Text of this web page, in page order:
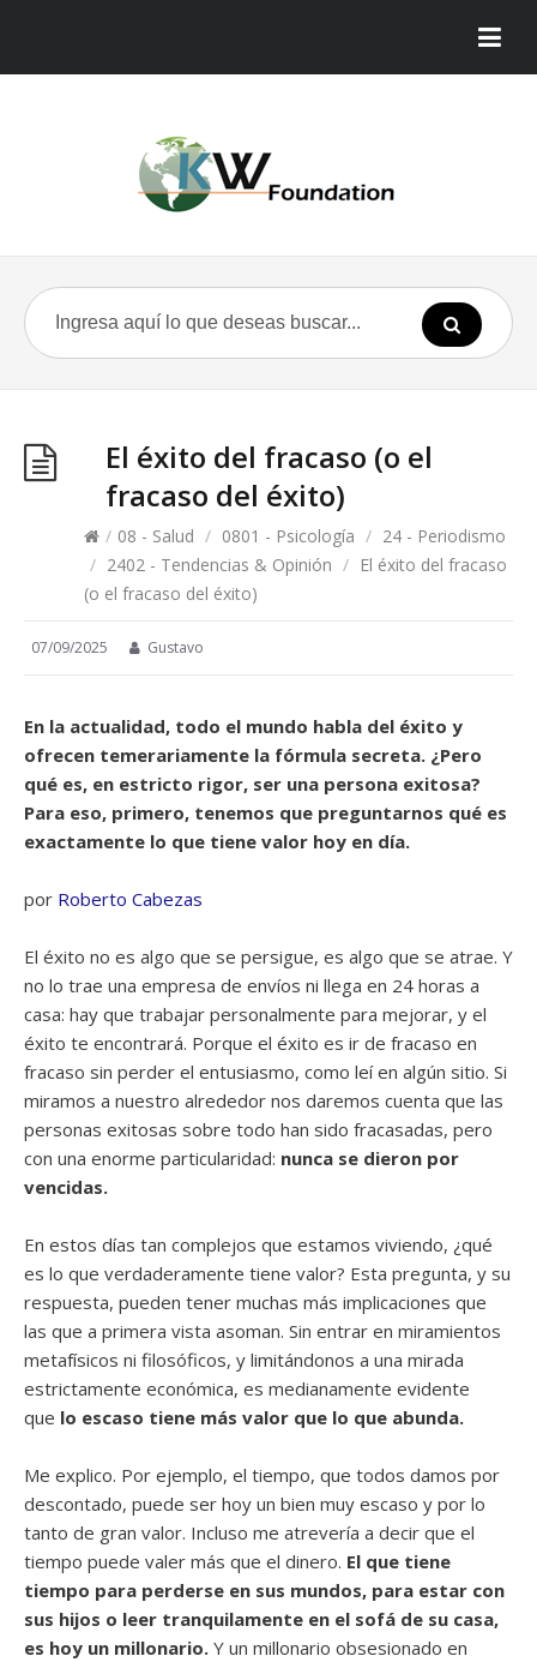
El éxito del fracaso (o el
fracaso del éxito)
/ 08 - Salud / 0801 - Psicología / 24 - Periodismo
/ 2402 - Tendencias & Opinión / El éxito del fracaso
(o el fracaso del éxito)
07/09/2025 Gustavo
En la actualidad, todo el mundo habla del éxito y
ofrecen temerariamente la fórmula secreta. ¿Pero
qué es, en estricto rigor, ser una persona exitosa?
Para eso, primero, tenemos que preguntarnos qué es
exactamente lo que tiene valor hoy en día.
por Roberto Cabezas
El éxito no es algo que se persigue, es algo que se atrae. Y
no lo trae una empresa de envíos ni llega en 24 horas a
casa: hay que trabajar personalmente para mejorar, y el
éxito te encontrará. Porque el éxito es ir de fracaso en
fracaso sin perder el entusiasmo, como leí en algún sitio. Si
miramos a nuestro alrededor nos daremos cuenta que las
personas exitosas sobre todo han sido fracasadas, pero
con una enorme particularidad: nunca se dieron por
vencidas.
En estos días tan complejos que estamos viviendo, ¿qué
es lo que verdaderamente tiene valor? Esta pregunta, y su
respuesta, pueden tener muchas más implicaciones que
las que a primera vista asoman. Sin entrar en miramientos
metafísicos ni filosóficos, y limitándonos a una mirada
estrictamente económica, es medianamente evidente
que lo escaso tiene más valor que lo que abunda.
Me explico. Por ejemplo, el tiempo, que todos damos por
descontado, puede ser hoy un bien muy escaso y por lo
tanto de gran valor. Incluso me atrevería a decir que el
tiempo puede valer más que el dinero. El que tiene
tiempo para perderse en sus mundos, para estar con
sus hijos o leer tranquilamente en el sofá de su casa,
es hoy un millonario. Y un millonario obsesionado en